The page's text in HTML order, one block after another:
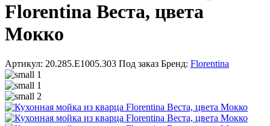
Florentina Веста, цвета
Мокко
Артикул: 20.285.E1005.303 Под заказ Бренд: Florentina